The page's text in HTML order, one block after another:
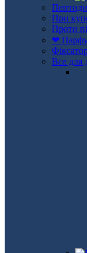
Пептиди
При
Проти
❤
Все для